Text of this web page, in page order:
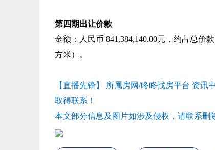
第四期出让价款
金额：人民币 841,384,140.00元，约占总价
方米）。
【直播先锋】 所属房网/咚咚找房平台 资
取得联系！
本文部分信息及图片如涉及侵权，请联系删